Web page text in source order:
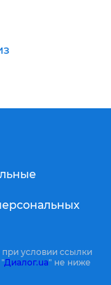
условии ссылки
Диалог.ua" не ниже